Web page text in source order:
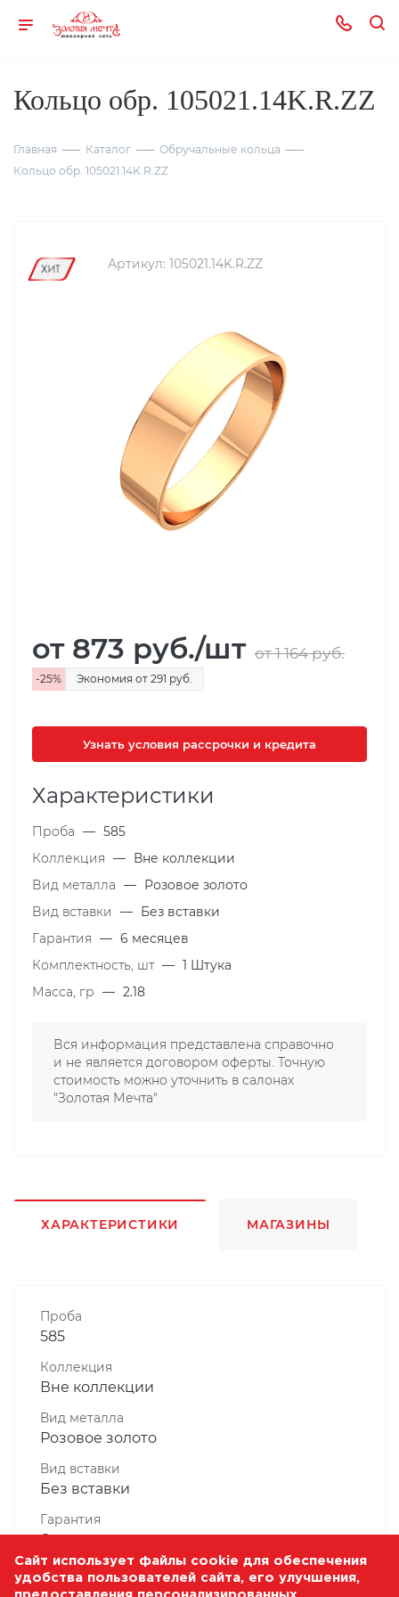
Кольцо обр. 105021.14K.R.ZZ
Главная Каталог
Обручальные кольца
Кольцо обр. 105021.14K.R.ZZ
Артикул: 105021.14K.R.ZZ
от 873 руб./шт от 1 164руб.
-25% Экономия от 291 руб.
Узнать условия рассрочки и кредита
Характеристики
Проба — 585
Коллекция — Вне коллекции
Вид металла — Розовое золото
Вид вставки
— Без вставки
Гарантия — 6 месяцев
Комплектность, шт — 1 Штука
Масса, гр — 2.18
Вся информация представлена справочно
и не является договором оферты. Точную
стоимость можно уточнить в салонах
"Золотая Мечта"
ХАРАКТЕРИСТИКИ МАГАЗИНЫ
Проба
585
Коллекция
Вне коллекции
Вид металла
Розовое золото
Вид вставки
Без вставки
Гарантия
6 месяцев
Комплектность, шт
1 Штука
Сайт использует файлы cookie для обеспечения
удобства пользователей сайта, его улучшения,